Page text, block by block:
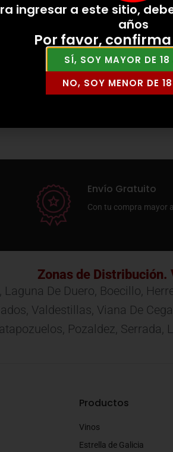
Envío Gratuito
Con tu compra mayor
Zonas de Distribución.
De Duero, Boecillo,
Valdestillas, Viana De
Pozaldez, Serrada,
Productos
Vinos
Estrella de Galicia
ingresar a este sitio,
años
Por favor,
SÍ, SOY MAYOR DE 18
NO, SOY MENOR DE